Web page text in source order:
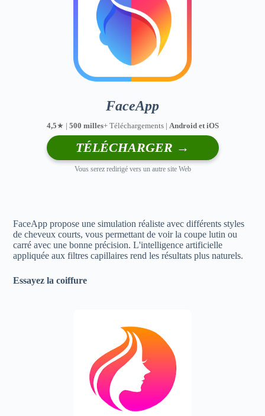
FaceApp
4,5★ | 500 milles+ Téléchargements | Android et iOS
TÉLÉCHARGER →
Vous serez redirigé vers un autre site Web
FaceApp propose une simulation réaliste avec différents styles
de cheveux courts, vous permettant de voir la coupe lutin ou
carré avec une bonne précision. L'intelligence artificielle
appliquée aux filtres capillaires rend les résultats plus naturels.
Essayez la coiffure